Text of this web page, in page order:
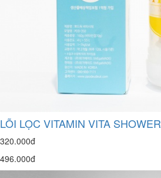
LÕI LỌC VITAMIN VITA SHOWER
320.000đ
496.000đ